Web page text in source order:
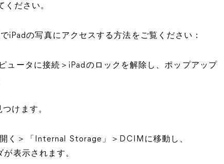
ください。
iPadの写真にアクセスする方法をご覧ください：
ュータに接続＞iPadのロックを解除し、ポップアップ
けます。
く＞「Internal Storage」＞DCIMに移動し、
表示されます。